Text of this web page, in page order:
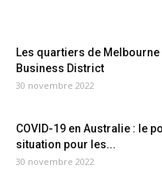
Les quartiers de Melbourne
Business District
30 novembre 2022
COVID-19 en Australie : le
situation pour les...
30 novembre 2022